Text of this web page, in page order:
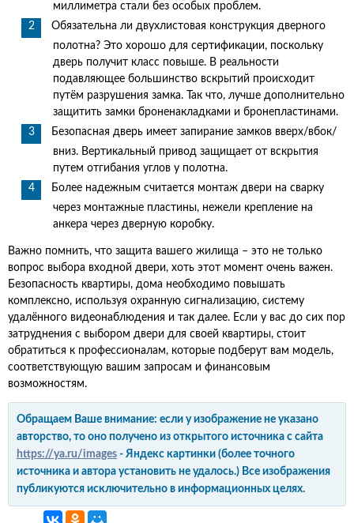
миллиметра стали без особых проблем.
Обязательна ли двухлистовая конструкция дверного
полотна? Это хорошо для сертификации, поскольку
дверь получит класс повыше. В реальности
подавляющее большинство вскрытий происходит
путём разрушения замка. Так что, лучше дополнительно
защитить замки броненакладками и бронепластинами.
Безопасная дверь имеет запирание замков вверх/вбок/
вниз. Вертикальный привод защищает от вскрытия
путем отгибания углов у полотна.
Более надежным считается монтаж двери на сварку
через монтажные пластины, нежели крепление на
анкера через дверную коробку.
Важно помнить, что защита вашего жилища – это не только
вопрос выбора входной двери, хоть этот момент очень важен.
Безопасность квартиры, дома необходимо повышать
комплексно, используя охранную сигнализацию, систему
удалённого видеонаблюдения и так далее. Если у вас до сих пор
затруднения с выбором двери для своей квартиры, стоит
обратиться к профессионалам, которые подберут вам модель,
соответствующую вашим запросам и финансовым
возможностям.
Обращаем Ваше внимание: если у изображение не указано
авторство, то оно получено из открытого источника с сайта
https://ya.ru/images - Яндекс картинки (более точного
источника и автора установить не удалось.) Все изображения
публикуются исключительно в информационных целях.